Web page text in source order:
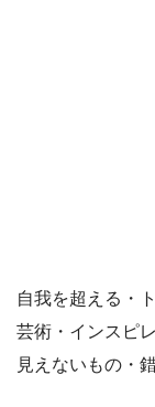
自我を超える・
芸術・インスピ
見えないもの・